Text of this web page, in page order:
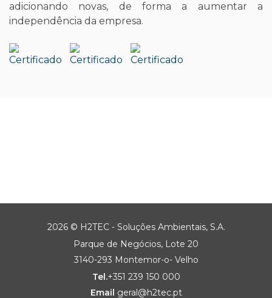
adicionando novas, de forma a aumentar a
independência da empresa.
2026 © H2TEC - Soluções Ambientais, S.A.
Parque de Negócios, Lote 20
3140-293 Montemor-o- Velho
Tel.+351 239 150 000
Email geral@h2tec.pt